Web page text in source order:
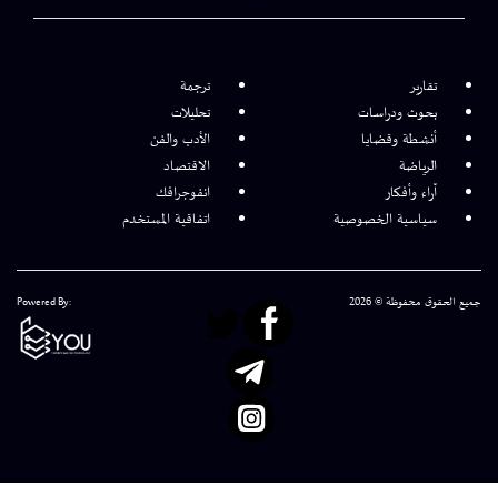
تقارير
ترجمة
بحوث ودراسات
تحليلات
أنشطة وقضايا
الأدب والفن
الرياضة
الاقتصاد
آراء وأفكار
انفوجرافك
سياسية الخصوصية
اتفاقية المستخدم
جميع الحقوق محفوظة © 2026 Powered By: